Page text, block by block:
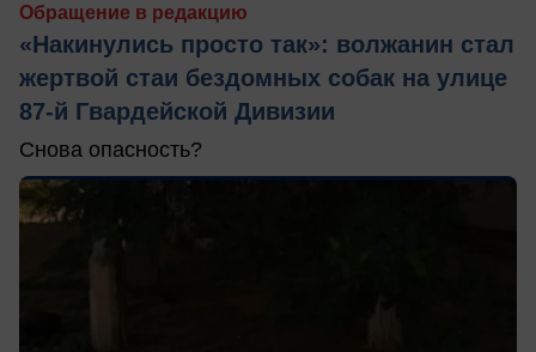
Обращение в редакцию
«Накинулись просто так»: волжанин стал
жертвой стаи бездомных собак на улице
87-й Гвардейской Дивизии
Снова опасность?